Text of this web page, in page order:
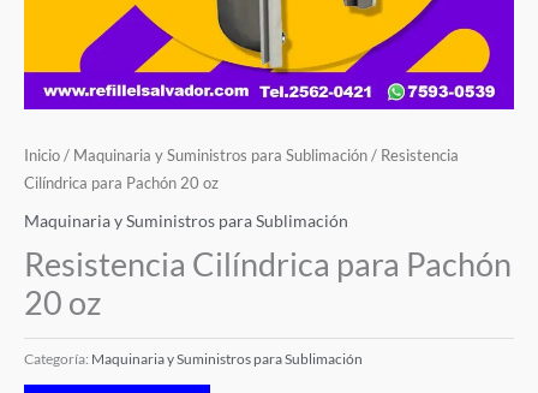
Inicio / Maquinaria y Suministros para Sublimación / Resistencia
Cilíndrica para Pachón 20 oz
Maquinaria y Suministros para Sublimación
Resistencia Cilíndrica para Pachón
20 oz
Categoría: Maquinaria y Suministros para Sublimación